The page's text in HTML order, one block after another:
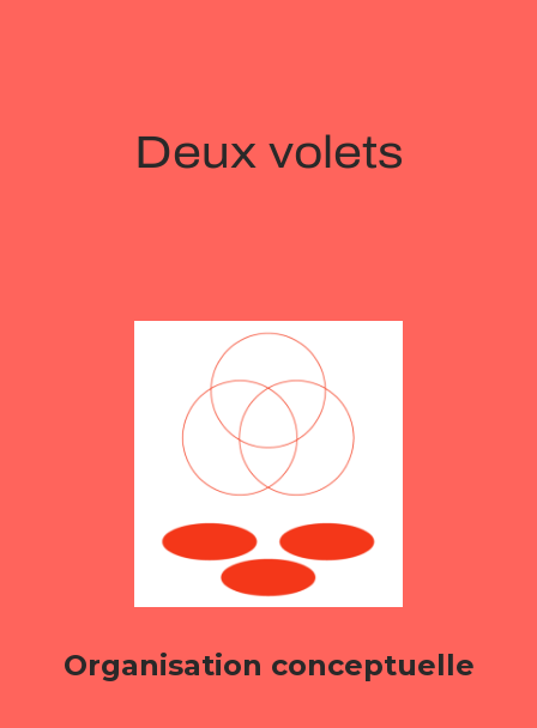
Deux volets
Organisation conceptuelle